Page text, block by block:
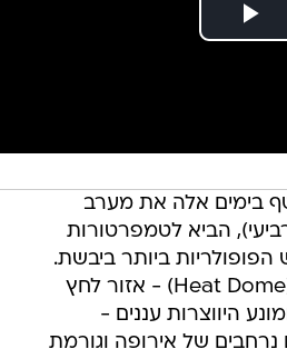
בימים אלה את מערב
הביא לטמפרטורות
הפופולריות ביותר ביבשת.
תופעת "כיפת החום" (Heat Dome) - אזור לחץ
היווצרות עננים -
של אירופה וגורמת